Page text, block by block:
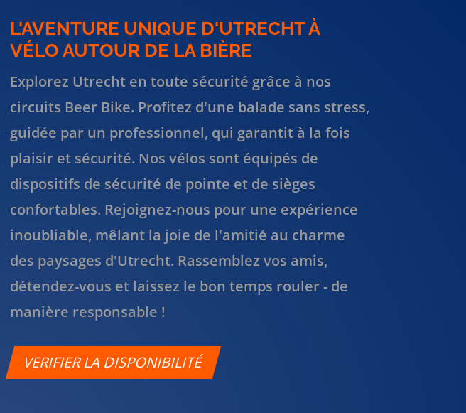
L'AVENTURE UNIQUE D'UTRECHT À
VÉLO AUTOUR DE LA BIÈRE
Explorez Utrecht en toute sécurité grâce à nos
circuits Beer Bike. Profitez d'une balade sans stress,
guidée par un professionnel, qui garantit à la fois
plaisir et sécurité. Nos vélos sont équipés de
dispositifs de sécurité de pointe et de sièges
confortables. Rejoignez-nous pour une expérience
inoubliable, mêlant la joie de l'amitié au charme
des paysages d'Utrecht. Rassemblez vos amis,
détendez-vous et laissez le bon temps rouler - de
manière responsable !
VERIFIER LA DISPONIBILITÉ